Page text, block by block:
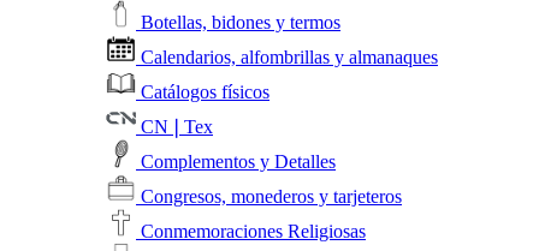
Botellas, bidones y termos
Calendarios, alfombrillas y almanaques
Catálogos físicos
CN❘Tex
Complementos y Detalles
Congresos, monederos y tarjeteros
Conmemoraciones Religiosas